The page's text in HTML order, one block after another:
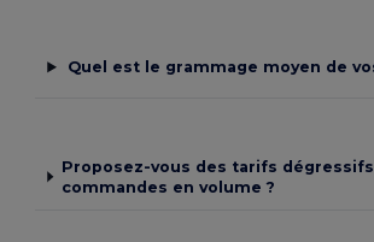
Quel est le grammage moyen de
Proposez-vous des tarifs
commandes en volume ?